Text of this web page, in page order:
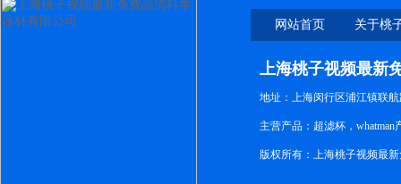
网站首页 关于桃
上海桃子视频最新
地址：上海闵行区浦江镇联航
主营产品：超滤杯，
版权所有：上海桃子视频最